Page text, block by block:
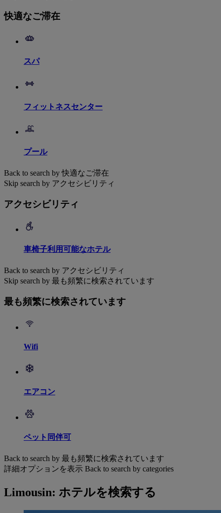
快適なご滞在
スパ
フィットネスセンター
プール
Back to search by 快適なご滞在
Skip search by アクセシビリティ
アクセシビリティ
車椅子利用可能なホテル
Back to search by アクセシビリティ
Skip search by 最も頻繁に検索されています
最も頻繁に検索されています
Wifi
エアコン
ペット同伴可
Back to search by 最も頻繁に検索されています
詳細オプションを表示 Back to search by categories
Limousin: ホテルを検索する